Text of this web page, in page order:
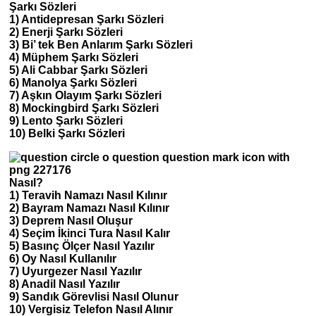
Şarkı Sözleri
1) Antidepresan Şarkı Sözleri
2) Enerji Şarkı Sözleri
3) Bi’ tek Ben Anlarım Şarkı Sözleri
4) Müphem Şarkı Sözleri
5) Ali Cabbar Şarkı Sözleri
6) Manolya Şarkı Sözleri
7) Aşkın Olayım Şarkı Sözleri
8) Mockingbird Şarkı Sözleri
9) Lento Şarkı Sözleri
10) Belki Şarkı Sözleri
Nasıl?
1) Teravih Namazı Nasıl Kılınır
2) Bayram Namazı Nasıl Kılınır
3) Deprem Nasıl Oluşur
4) Seçim İkinci Tura Nasıl Kalır
5) Basınç Ölçer Nasıl Yazılır
6) Oy Nasıl Kullanılır
7) Uyurgezer Nasıl Yazılır
8) Anadil Nasıl Yazılır
9) Sandık Görevlisi Nasıl Olunur
10) Vergisiz Telefon Nasıl Alınır